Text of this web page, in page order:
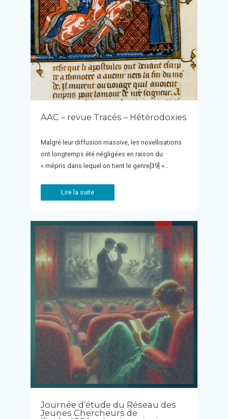
AAC – revue Tracés – Hétérodoxies
Malgré leur diffusion massive, les novellisations
ont longtemps été négligées en raison du
« mépris dans lequel on tient le genre[39] »…
Lire la suite
Journée d’étude du Réseau des
Jeunes Chercheurs de